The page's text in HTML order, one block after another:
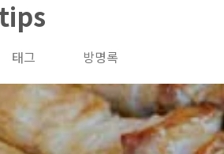
태그 방명록